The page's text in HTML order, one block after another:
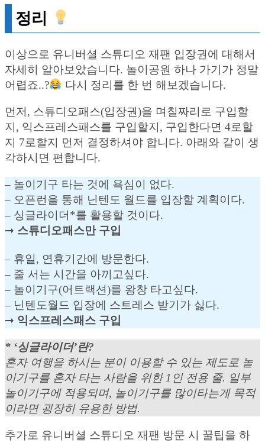
정리
이상으로 유니버셜 스튜디오 재팬 입장권에 대해서
자세히 알아보았습니다. 놀이공원 하나 가기가 정말
어렵죠..?
다시 정리를 한 번 해보겠습니다.
먼저, 스튜디오패스(입장권)을 며칠짜리로 구입할
지, 익스프레스패스를 구입할지, 구입한다면 4로할
지 7로할지 먼저 결정하셔야 합니다. 아래와 같이 생
각하시면 편합니다.
– 놀이기구 타는 것에 욕심이 없다.
– 오픈런을 통해 닌텐도 월드를 입장할 계획이다.
– 싱글라이더*를 활용할 것이다.
➞ 스튜디오패스만 구입
– 휴일, 연휴기간에 방문한다.
– 줄 서는 시간을 아끼고싶다.
– 놀이기구(어트랙션)를 왕창 타고싶다.
– 닌텐도월드 입장에 스트레스 받기가 싫다.
➞ 익스프레스패스 구입
* ‘싱글라이더’란?
혼자 여행을 하시는 분이 이용할 수 있는 제도로 놀
이기구를 혼자 타는 사람을 위한 1인 전용 줄. 일부
놀이기구에 적용되며, 놀이기구를 많이타는게 목적
이라면 굉장히 유용한 방법.
추가로 유니버셜 스튜디오 재팬 방문 시 꿀팁을 하